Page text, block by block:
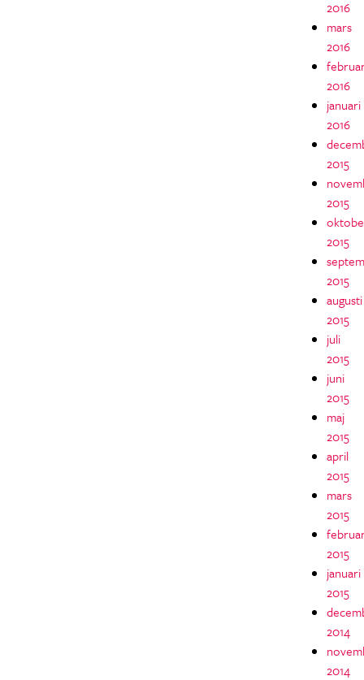
2016
mars
2016
2016
januari
2016
2015
2015
2015
2015
augusti
2015
juli
2015
juni
2015
maj
2015
april
2015
mars
2015
2015
januari
2015
2014
2014